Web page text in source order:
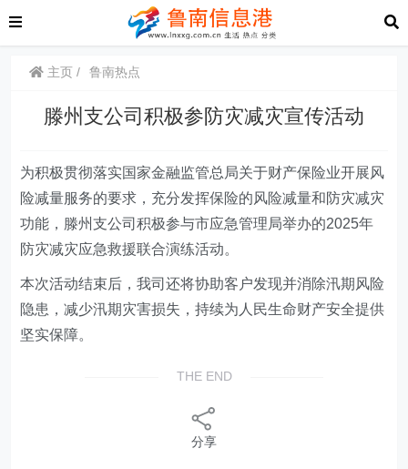
主页 鲁南热点
滕州支公司积极参防灾减灾宣传活动
为积极贯彻落实国家金融监管总局关于财产保险业开展风
险减量服务的要求，充分发挥保险的风险减量和防灾减灾
功能，滕州支公司积极参与市应急管理局举办的2025年
防灾减灾应急救援联合演练活动。
本次活动结束后，我司还将协助客户发现并消除汛期风险
隐患，减少汛期灾害损失，持续为人民生命财产安全提供
坚实保障。
THE END
分享